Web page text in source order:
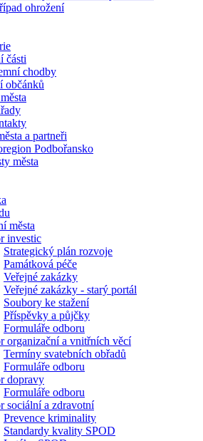
ohrožení
části
chodby
občánků
a partneři
Podbořansko
města
města
investic
Strategický plán rozvoje
Památková péče
Veřejné zakázky
Veřejné zakázky - starý portál
Soubory ke stažení
Příspěvky a půjčky
Formuláře odboru
organizační a vnitřních věcí
Termíny svatebních obřadů
Formuláře odboru
dopravy
Formuláře odboru
sociální a zdravotní
Prevence kriminality
Standardy kvality SPOD